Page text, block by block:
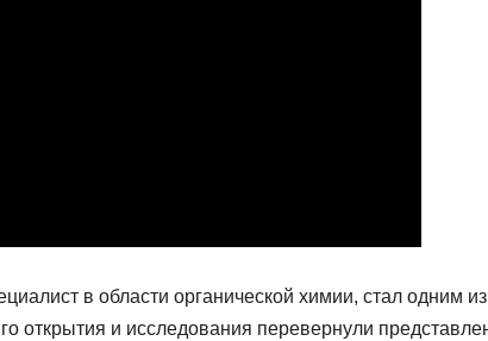
в области органической химии, стал одним из
открытия и исследования перевернули